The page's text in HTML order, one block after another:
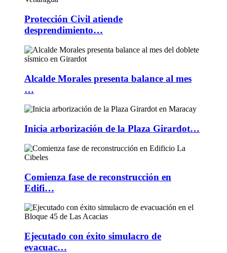
Protección Civil atiende
desprendimiento…
Alcalde Morales presenta balance al mes
…
Inicia arborización de la Plaza Girardot…
Comienza fase de reconstrucción en
Edifi…
Ejecutado con éxito simulacro de
evacuac…